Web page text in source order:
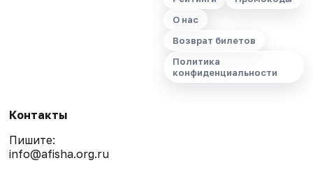
О нас
Возврат билетов
Политика
конфиденциальности
Контакты
Пишите:
info@afisha.org.ru